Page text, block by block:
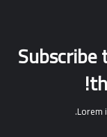
Lorem